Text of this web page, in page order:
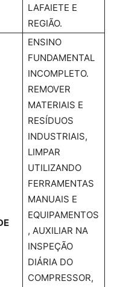
LAFAIETE E
REGIÃO.
ENSINO
FUNDAMENTAL
INCOMPLETO.
REMOVER
MATERIAIS E
RESÍDUOS
INDUSTRIAIS,
LIMPAR
UTILIZANDO
FERRAMENTAS
MANUAIS E
EQUIPAMENTOS
, AUXILIAR NA
INSPEÇÃO
DIÁRIA DO
COMPRESSOR,